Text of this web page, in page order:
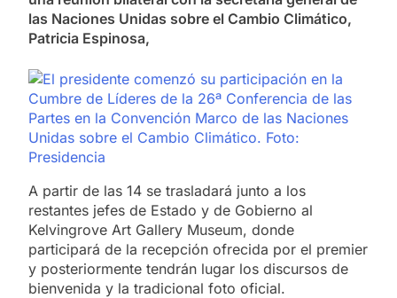
las Naciones Unidas sobre el Cambio Climático,
Patricia Espinosa,
A partir de las 14 se trasladará junto a los
restantes jefes de Estado y de Gobierno al
Kelvingrove Art Gallery Museum, donde
participará de la recepción ofrecida por el premier
y posteriormente tendrán lugar los discursos de
bienvenida y la tradicional foto oficial.